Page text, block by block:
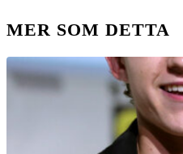
MER SOM DETTA